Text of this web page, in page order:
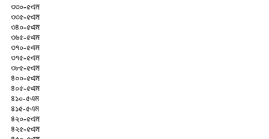
৩৩০-৫এম
৩৩৫-৫এম
৩৪০-৫এম
৩৬৫-৫এম
৩৭০-৫এম
৩৭৫-৫এম
৩৮৫-৫এম
৪০০-৫এম
৪০৫-৫এম
৪১০-৫এম
৪১৫-৫এম
৪২০-৫এম
৪২৫-৫এম